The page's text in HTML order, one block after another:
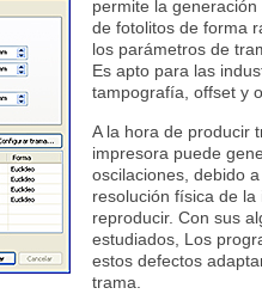
permite la
de fotolitos de forma
los parámetros de
Es apto para las
tampografía, offset y
A la hora de producir
impresora puede
oscilaciones, debido
resolución física de
reproducir. Con sus
estudiados, Los
estos defectos
trama.